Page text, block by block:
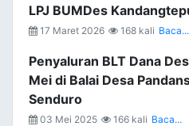
LPJ BUMDes
17 Maret 2026 168 kali Baca...
Penyaluran BLT Dana
Mei di Balai Desa
Senduro
03 Mei 2025 166 kali Baca...